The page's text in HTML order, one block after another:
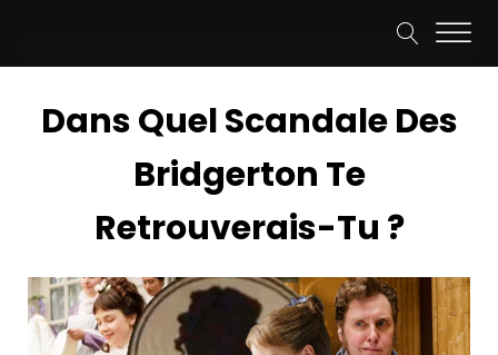
Dans Quel Scandale Des
Bridgerton Te
Retrouverais-Tu ?